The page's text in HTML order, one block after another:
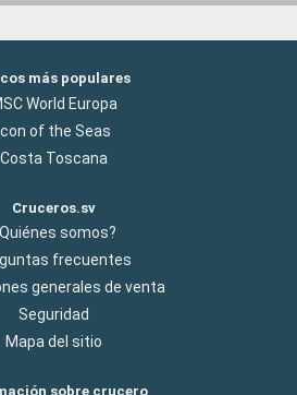
más populares
World Europa
of the Seas
Costa Toscana
Cruceros.sv
somos?
frecuentes
generales de venta
Seguridad
Mapa del sitio
sobre crucero